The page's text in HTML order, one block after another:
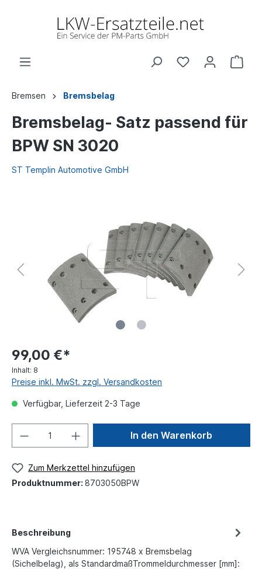
Bremsen Bremsbelag
Bremsbelag- Satz passend für
BPW SN 3020
ST Templin Automotive GmbH
99,00 €*
Inhalt: 8
Preise inkl. MwSt. zzgl. Versandkosten
Verfügbar, Lieferzeit 2-3 Tage
In den Warenkorb
Zum Merkzettel hinzufügen
Produktnummer: 8703050BPW
Beschreibung
WVA Vergleichsnummer: 195748 x Bremsbelag
(Sichelbelag), als StandardmaßTrommeldurchmesser [mm]: